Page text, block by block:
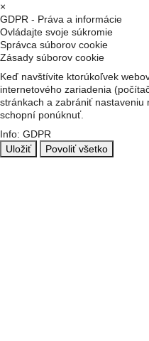
×
GDPR - Práva a informácie
Ovládajte svoje súkromie
Správca súborov cookie
Zásady súborov cookie
Keď navštívite ktorúkoľvek
internetového zariadenia
stránkach a zabrániť nastaveniu
schopní ponúknuť.
Info: GDPR
Uložiť
Povoliť všetko